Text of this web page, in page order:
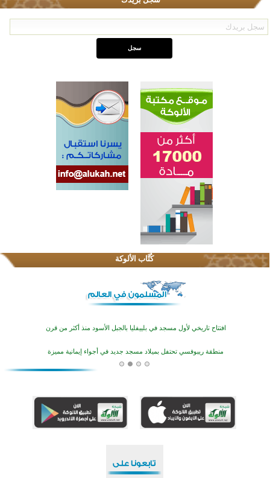
كُتَّاب الألوكة
اختتام الدورة التاسعة لمسابقة حفظ وتلاوة القرآن الكريم في أزناكاييف
تيسليتش تختتم برنامجا تعليميا لتعزيز القيم وبناء الشخصية للشباب المسلمين
اختتام منافسات قرآنية متميزة في بنغلاديش بمشاركة 3000 متسابق
أكبر مشروع إسلامي في ريف أستراليا يفتتح أبوابه بعد سنوات من العمل والعطاء
اختتام الدورة التاسعة لمسابقة حفظ وتلاوة القرآن الكريم في أزناكاييف